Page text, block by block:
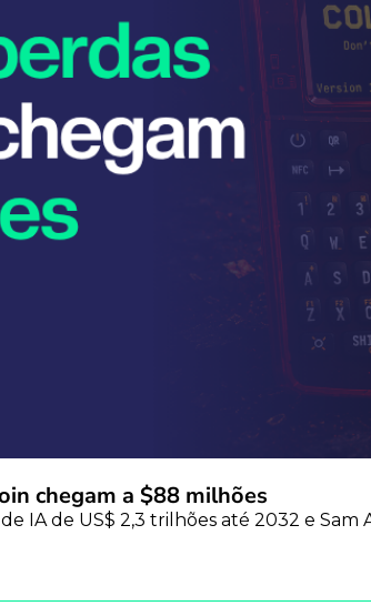
chegam a $88 milhões
IA de US$ 2,3 trilhões até 2032 e